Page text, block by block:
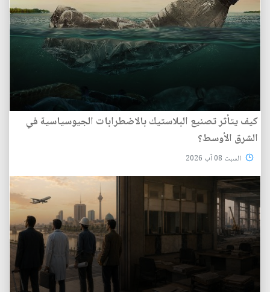
كيف يتأثر تصنيع البلاستيك بالاضطرابات الجيوسياسية في
الشرق الأوسط؟
السبت 08 آب 2026